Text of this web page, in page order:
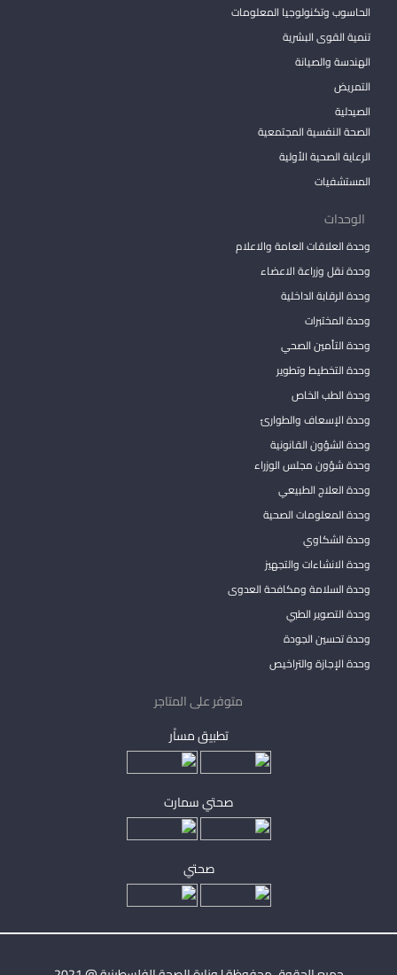
الحاسوب وتكنولوجيا المعلومات
تنمية القوى البشرية
الهندسة والصيانة
التمريض
الصيدلية
الصحة النفسية المجتمعية
الرعاية الصحية الأولية
المستشفيات
الوحدات
وحدة العلاقات العامة والاعلام
وحدة نقل وزراعة الاعضاء
وحدة الرقابة الداخلية
وحدة المختبرات
وحدة التأمين الصحي
وحدة التخطيط وتطوير
وحدة الطب الخاص
وحدة الإسعاف والطوارئ
وحدة الشؤون القانونية
وحدة شؤون مجلس الوزراء
وحدة العلاج الطبيعي
وحدة المعلومات الصحية
وحدة الشكاوي
وحدة الانشاءات والتجهيز
وحدة السلامة ومكافحة العدوى
وحدة التصوير الطبي
وحدة تحسين الجودة
وحدة الإجازة والتراخيص
متوفر على المتاجر
تطبيق مساْر
صحتي سمارت
صحتي